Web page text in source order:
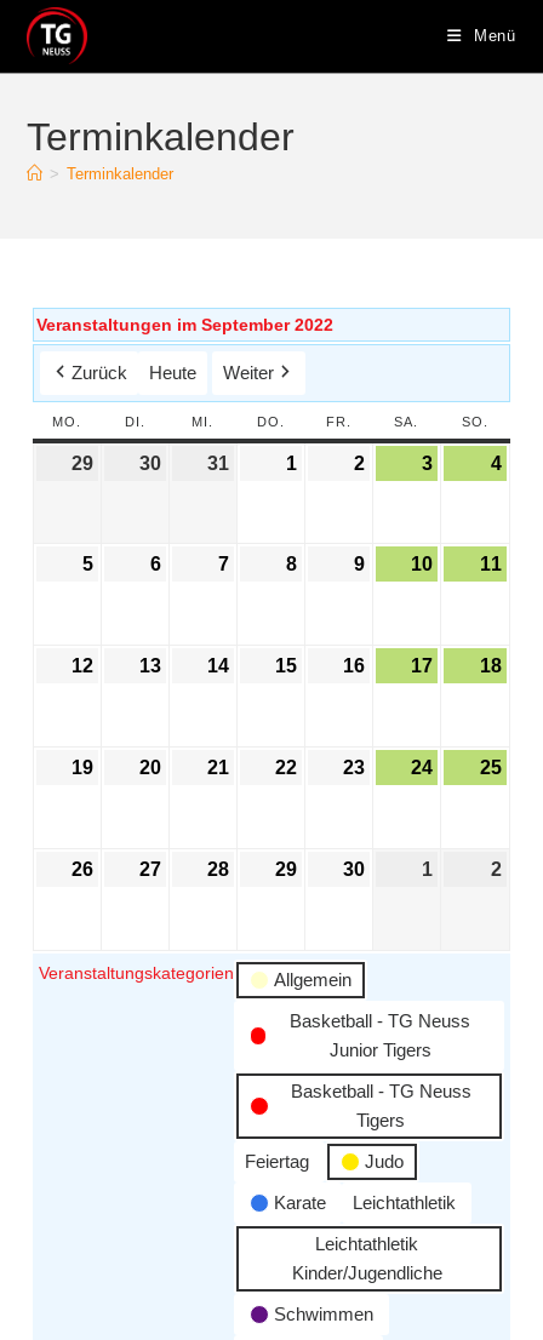
Menü
Terminkalender
> Terminkalender
Veranstaltungen im September 2022
Zurück Heute Weiter
MO. DI. MI. DO. FR. SA. SO.
29 30 31 1 2 3 4
5 6 7 8 9 10 11
12 13 14 15 16 17 18
19 20 21 22 23 24 25
26 27 28 29 30 1 2
Veranstaltungskategorien
Allgemein
Basketball - TG Neuss
Junior Tigers
Basketball - TG Neuss
Tigers
Feiertag
Judo
Karate
Leichtathletik
Leichtathletik
Kinder/Jugendliche
Schwimmen